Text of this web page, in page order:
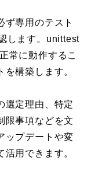
ず専用のテスト
します。unittest
常に動作するこ
構築します。
選定理由、特定
限事項などを文
ップデートや変
用できます。